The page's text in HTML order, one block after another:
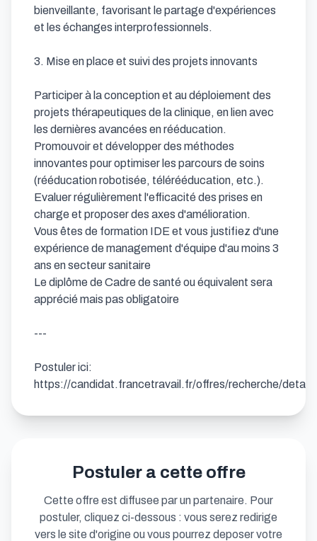
bienveillante, favorisant le partage d'expériences
et les échanges interprofessionnels.
3. Mise en place et suivi des projets innovants
Participer à la conception et au déploiement des
projets thérapeutiques de la clinique, en lien avec
les dernières avancées en rééducation.
Promouvoir et développer des méthodes
innovantes pour optimiser les parcours de soins
(rééducation robotisée, télérééducation, etc.).
Evaluer régulièrement l'efficacité des prises en
charge et proposer des axes d'amélioration.
Vous êtes de formation IDE et vous justifiez d'une
expérience de management d'équipe d'au moins 3
ans en secteur sanitaire
Le diplôme de Cadre de santé ou équivalent sera
apprécié mais pas obligatoire
---
Postuler ici:
https://candidat.francetravail.fr/offres/recherche/
Postuler a cette offre
Cette offre est diffusee par un partenaire. Pour
postuler, cliquez ci-dessous : vous serez redirige
vers le site d'origine ou vous pourrez deposer votre